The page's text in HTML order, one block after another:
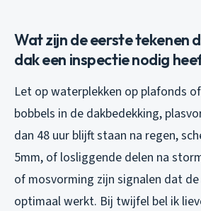
Wat zijn de eerste tekenen
dak een inspectie nodig
Let op waterplekken op plafonds
bobbels in de dakbedekking,
dan 48 uur blijft staan na regen,
5mm, of losliggende delen na
of mosvorming zijn signalen dat
optimaal werkt. Bij twijfel bel ik